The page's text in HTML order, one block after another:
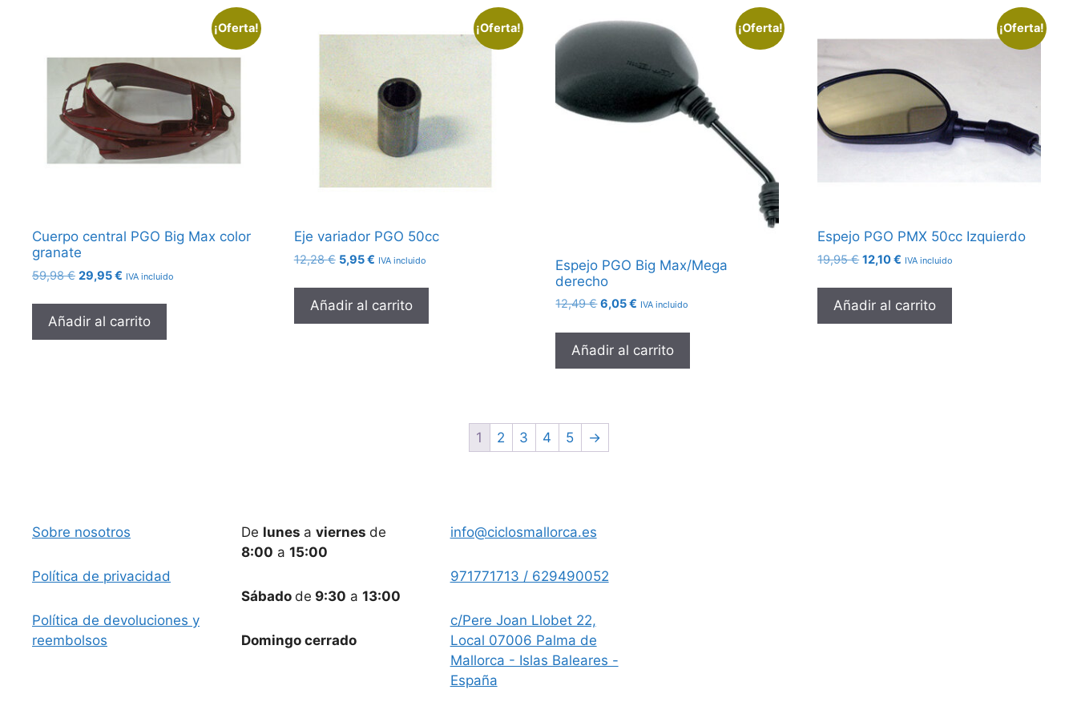
¡Oferta!
Cuerpo central PGO Big Max color
granate
59,98€ El
original
era:
59,98 €.
29,95€ El
actual
es:
29,95 €.
IVA incluido
Añadir al carrito
¡Oferta!
Eje variador PGO 50cc
12,28€ El
original
era:
12,28 €.
5,95€El
actual
es:
5,95 €.
IVA incluido
Añadir al carrito
¡Oferta!
Espejo PGO Big Max/Mega
derecho
12,49€El
original
era:
12,49 €.
6,05€ El
actual
es:
6,05 €.
IVA incluido
Añadir al carrito
¡Oferta!
Espejo PGO PMX 50cc Izquierdo
19,95€ El
original
era:
19,95 €.
12,10€ El
actual
es:
12,10 €.
IVA incluido
Añadir al carrito
1 2 3 4 5 →
Sobre nosotros
Política de privacidad
Política de devoluciones y
reembolsos
De lunes a viernes de
8:00 a 15:00
Sábado de 9:30 a 13:00
Domingo cerrado
info@ciclosmallorca.es
971771713 / 629490052
c/Pere Joan Llobet 22,
Local 07006 Palma de
Mallorca - Islas Baleares -
España